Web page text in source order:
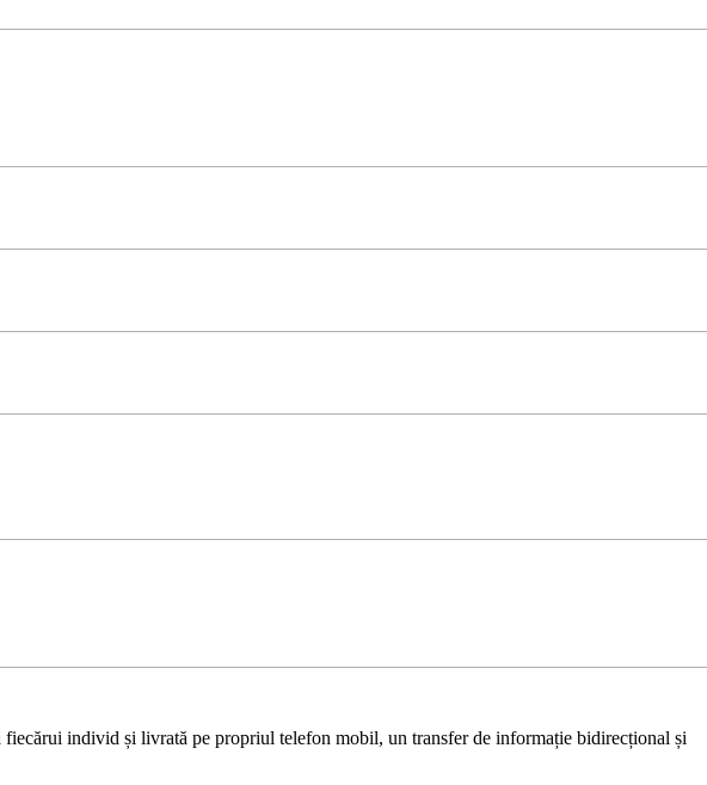
fiecărui individ și livrată pe propriul telefon mobil, un transfer de informație bidirecțional și